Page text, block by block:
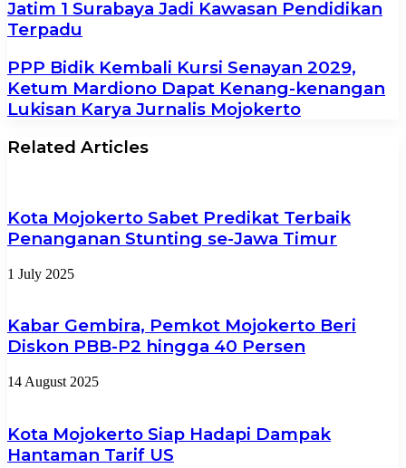
Jatim 1 Surabaya Jadi Kawasan Pendidikan
Terpadu
PPP Bidik Kembali Kursi Senayan 2029,
Ketum Mardiono Dapat Kenang-kenangan
Lukisan Karya Jurnalis Mojokerto
Related Articles
Kota Mojokerto Sabet Predikat Terbaik
Penanganan Stunting se-Jawa Timur
1 July 2025
Kabar Gembira, Pemkot Mojokerto Beri
Diskon PBB-P2 hingga 40 Persen
14 August 2025
Kota Mojokerto Siap Hadapi Dampak
Hantaman Tarif US